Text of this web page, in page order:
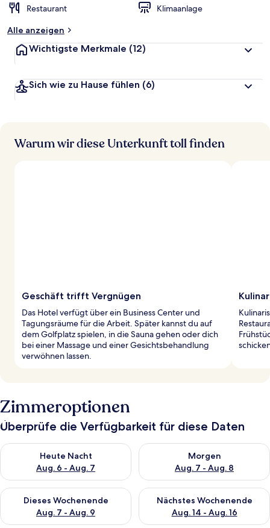
Restaurant
Klimaanlage
Alle anzeigen
Wichtigste Merkmale (12)
Sich wie zu Hause fühlen (6)
Warum wir diese Unterkunft toll finden
Geschäft trifft Vergnügen
Das Hotel verfügt über ein Business Center und
Tagungsräume für die Arbeit. Später kannst du auf
dem Golfplatz spielen, in die Sauna gehen oder dich
bei einer Massage und einer Gesichtsbehandlung
verwöhnen lassen.
Zimmeroptionen
Überprüfe die Verfügbarkeit für diese Daten
Heute Nacht
Aug. 6 - Aug. 7
Überprüfe die Verfügbarkeit für heute Nacht, Aug. 6 - Aug. 7.
Morgen
Aug. 7 - Aug. 8
Überprüfe die Verfügbarkeit
Dieses Wochenende
Aug. 7 - Aug. 9
Überprüfe die Verfügbarkeit für dieses Wochenende, Aug. 7
Nächstes Wochenende
Aug. 14 - Aug. 16
Überprüfe die Verfügbarkeit